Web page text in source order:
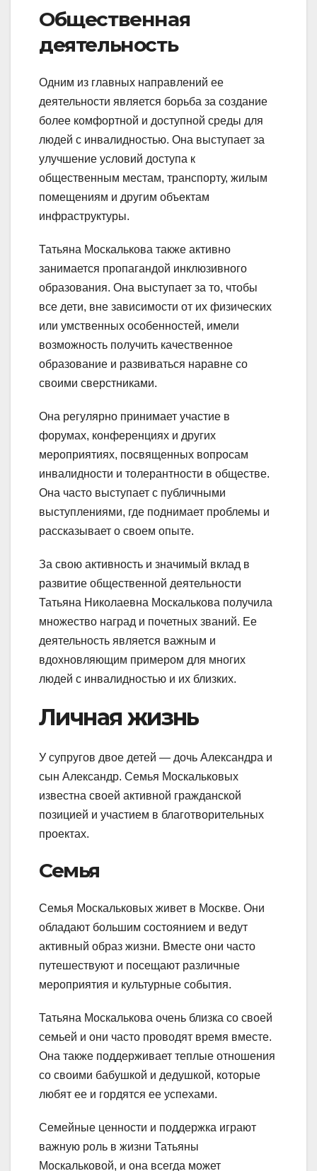
Общественная
деятельность
Одним из главных направлений ее
деятельности является борьба за создание
более комфортной и доступной среды для
людей с инвалидностью. Она выступает за
улучшение условий доступа к
общественным местам, транспорту, жилым
помещениям и другим объектам
инфраструктуры.
Татьяна Москалькова также активно
занимается пропагандой инклюзивного
образования. Она выступает за то, чтобы
все дети, вне зависимости от их физических
или умственных особенностей, имели
возможность получить качественное
образование и развиваться наравне со
своими сверстниками.
Она регулярно принимает участие в
форумах, конференциях и других
мероприятиях, посвященных вопросам
инвалидности и толерантности в обществе.
Она часто выступает с публичными
выступлениями, где поднимает проблемы и
рассказывает о своем опыте.
За свою активность и значимый вклад в
развитие общественной деятельности
Татьяна Николаевна Москалькова получила
множество наград и почетных званий. Ее
деятельность является важным и
вдохновляющим примером для многих
людей с инвалидностью и их близких.
Личная жизнь
У супругов двое детей — дочь Александра и
сын Александр. Семья Москальковых
известна своей активной гражданской
позицией и участием в благотворительных
проектах.
Семья
Семья Москальковых живет в Москве. Они
обладают большим состоянием и ведут
активный образ жизни. Вместе они часто
путешествуют и посещают различные
мероприятия и культурные события.
Татьяна Москалькова очень близка со своей
семьей и они часто проводят время вместе.
Она также поддерживает теплые отношения
со своими бабушкой и дедушкой, которые
любят ее и гордятся ее успехами.
Семейные ценности и поддержка играют
важную роль в жизни Татьяны
Москальковой, и она всегда может